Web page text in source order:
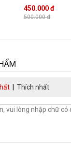
450.000 đ
500.000 đ
Thích nhất